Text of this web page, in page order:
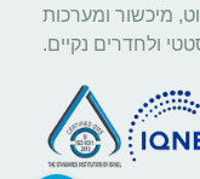
מיכשור ומערכות
ולחדרים נקיים.